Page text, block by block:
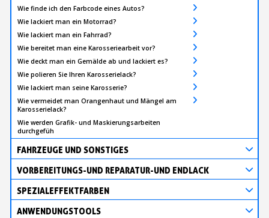
Wie finde ich den Farbcode eines Autos?
Wie lackiert man ein Motorrad?
Wie lackiert man ein Fahrrad?
Wie bereitet man eine Karosseriearbeit vor?
Wie deckt man ein Gemälde ab und lackiert es?
Wie polieren Sie Ihren Karosserielack?
Wie lackiert man seine Karosserie?
Wie vermeidet man Orangenhaut und Mängel am
Karosserielack?
Wie werden Grafik- und Maskierungsarbeiten
durchgefüh
FAHRZEUGE UND SONSTIGES
VORBEREITUNGS-UND REPARATUR-UND ENDLACK
SPEZIALEFFEKTFARBEN
ANWENDUNGSTOOLS